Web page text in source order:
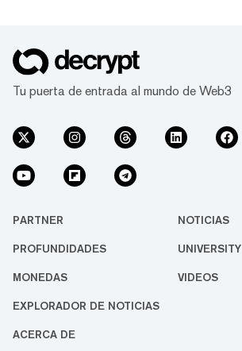
Tu puerta de entrada al mundo de Web3
PARTNER NOTICIAS
PROFUNDIDADES UNIVERSITY
MONEDAS VIDEOS
EXPLORADOR DE NOTICIAS
ACERCA DE